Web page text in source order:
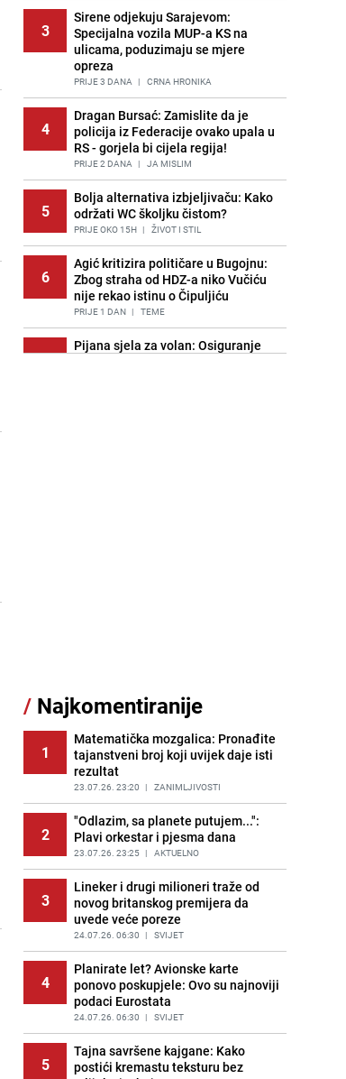
3
Sirene odjekuju Sarajevom:
Specijalna vozila MUP-a KS na
ulicama, poduzimaju se mjere
opreza
PRIJE 3 DANA | CRNA HRONIKA
4
Dragan Bursać: Zamislite da je
policija iz Federacije ovako upala u
RS - gorjela bi cijela regija!
PRIJE 2 DANA | JA MISLIM
5
Bolja alternativa izbjeljivaču: Kako
održati WC školjku čistom?
PRIJE OKO 15H | ŽIVOT I STIL
6
Agić kritizira političare u Bugojnu:
Zbog straha od HDZ-a niko Vučiću
nije rekao istinu o Čipuljiću
PRIJE 1 DAN | TEME
7
Pijana sjela za volan: Osiguranje
riješite
ŽIVOT I STIL
12
Kao iz slastičarne: Rolada od
čokolade i kokosa bez pečenja,
jednostavan desert bez imalo muke
PRIJE 2 DANA | RECEPTI
13
Tajna savršenog makedonskog
ajvara: Stari recept za kremast i
bogat okus
PRIJE 1 DAN RECEPTI
Kako izgleda travnjak stadiona
Koševo nakon tri koncerta Dine
Merlina
PRIJE 2 DANA | FOTO
Ogromna potrošnja vode u dijelu
BiH: Inspektori krenuli u kontrole,
slijede kazne
PRIJE 2 DANA | BOSNA I HERCEGOVINA
/ Najkomentiranije
1
Matematička mozgalica: Pronađite
tajanstveni broj koji uvijek daje isti
rezultat
23.07.26. 23:20 | ZANIMLJIVOSTI
2
"Odlazim, sa planete putujem...":
Plavi orkestar i pjesma dana
23.07.26. 23:25 | AKTUELNO
3
Lineker i drugi milioneri traže od
novog britanskog premijera da
uvede veće poreze
24.07.26. 06:30 | SVIJET
4
Planirate let? Avionske karte
ponovo poskupjele: Ovo su najnoviji
podaci Eurostata
24.07.26. 06:30 | SVIJET
5
Tajna savršene kajgane: Kako
postići kremastu teksturu bez